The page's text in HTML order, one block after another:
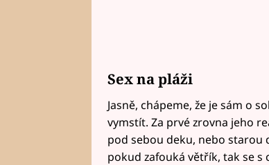
Sex na pláži
Jasně, chápeme, že je sám o
vymstít. Za prvé zrovna jeho
pod sebou deku, nebo starou
pokud zafouká větřík, tak se